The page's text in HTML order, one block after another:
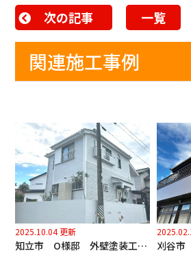
次の記事 一覧
関連施工事例
2025.10.04 更新
知立市 O様邸 外壁塗装工事（多彩塗り）、擁壁塗装工事